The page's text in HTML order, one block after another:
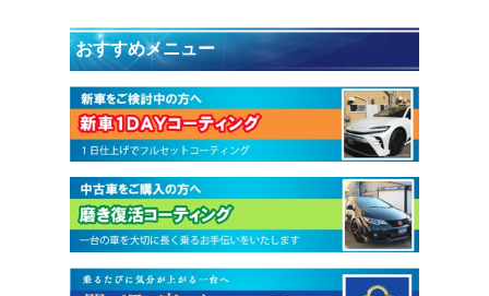
おすすめメニュー